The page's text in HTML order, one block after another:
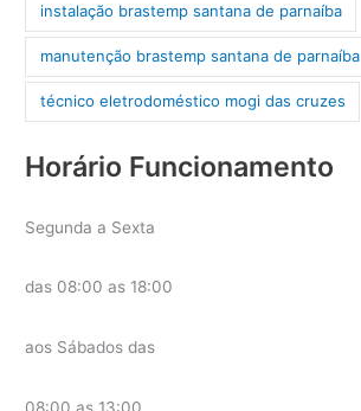
instalação brastemp santana de parnaíba
manutenção brastemp santana de parnaíba
técnico eletrodoméstico mogi das cruzes
Horário Funcionamento
Segunda a Sexta
das 08:00 as 18:00
aos Sábados das